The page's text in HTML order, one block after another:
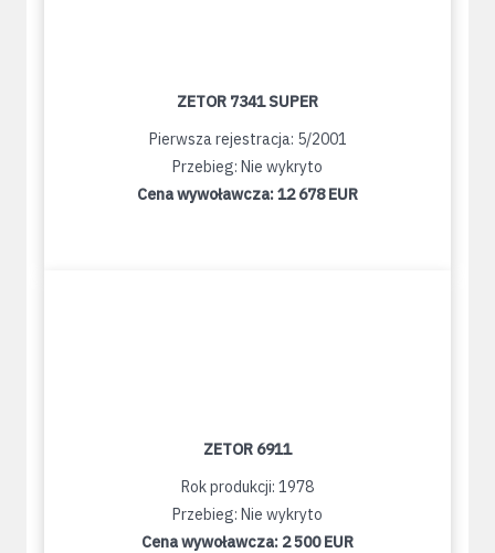
ZETOR 7341 SUPER
Pierwsza rejestracja: 5/2001
Przebieg: Nie wykryto
Cena wywoławcza:12 678 EUR
ZETOR 6911
Rok produkcji: 1978
Przebieg: Nie wykryto
Cena wywoławcza: 2 500 EUR